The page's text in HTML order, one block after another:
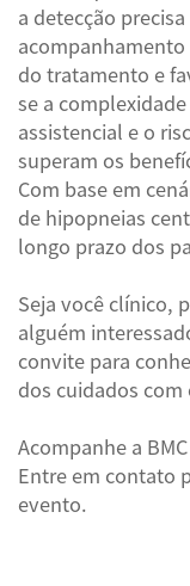
a detecção
acompanhamento
do tratamento e
se a
assistencial e o
superam os
Com base em
de hipopneias
longo prazo dos
Seja você clínico,
alguém
convite para
dos cuidados com
Acompanhe a
Entre em contato
evento.